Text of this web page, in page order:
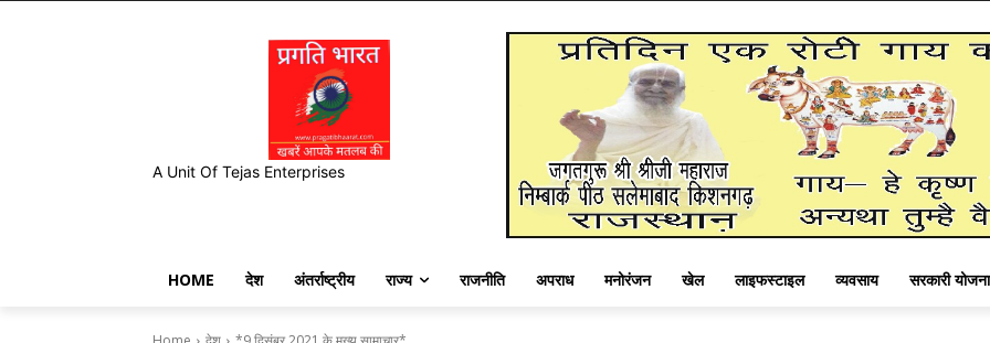
A Unit Of Tejas Enterprises
HOME देश अंतर्राष्ट्रीय राज्य राजनीति अपराध मनोरंजन खेल लाइफस्टाइल व्यवसाय सरकारी